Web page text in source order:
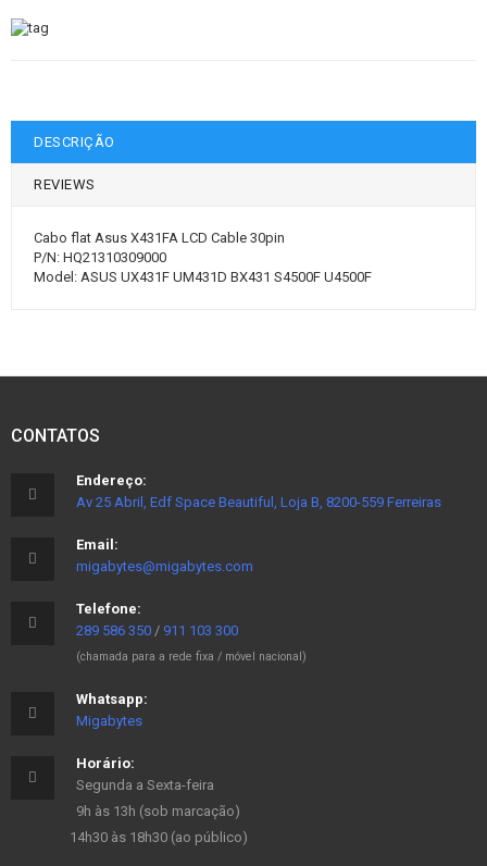
DESCRIÇÃO
REVIEWS
Cabo flat Asus X431FA LCD Cable 30pin
P/N: HQ21310309000
Model: ASUS UX431F UM431D BX431 S4500F U4500F
CONTATOS
Endereço:
Av 25 Abril, Edf Space Beautiful, Loja B, 8200-559 Ferreiras
Email:
migabytes@migabytes.com
Telefone:
289 586 350 / 911 103 300
(chamada para a rede fixa / móvel nacional)
Whatsapp:
Migabytes
Horário:
Segunda a Sexta-feira
9h às 13h (sob marcação)
14h30 às 18h30 (ao público)